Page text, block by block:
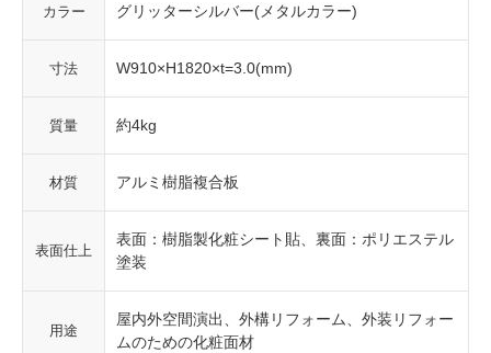
カラー グリッターシルバー(メタルカラー)
寸法 W910×H1820×t=3.0(mm)
質量 約4kg
材質 アルミ樹脂複合板
表面仕上
表面：樹脂製化粧シート貼、裏面：ポリエステル
塗装
用途
屋内外空間演出、外構リフォーム、外装リフォー
ムのための化粧面材